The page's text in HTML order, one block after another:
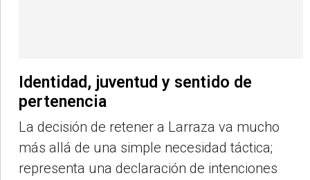
Identidad, juventud y sentido de
pertenencia
La decisión de retener a Larraza va mucho
más allá de una simple necesidad táctica;
representa una declaración de intenciones